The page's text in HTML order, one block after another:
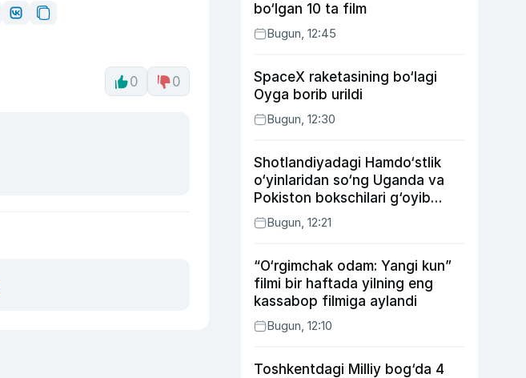
0 0
bo‘lgan 10 ta film
Bugun, 12:45
SpaceX raketasining bo‘lagi
Oyga borib urildi
Bugun, 12:30
Shotlandiyadagi Hamdo‘stlik
o‘yinlaridan so‘ng Uganda va
Pokiston bokschilari g‘oyib
bo‘ldiBugun, 12:21
“O‘rgimchak odam: Yangi kun”
filmi bir haftada yilning eng
kassabop filmiga aylandi
Bugun, 12:10
Toshkentdagi Milliy bog‘da 4